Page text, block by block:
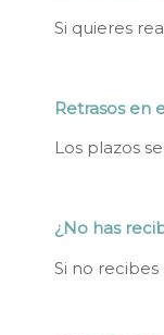
Si quieres
Retrasos en
Los plazos
¿No has
Si no